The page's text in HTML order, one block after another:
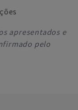
apresentados e
pelo